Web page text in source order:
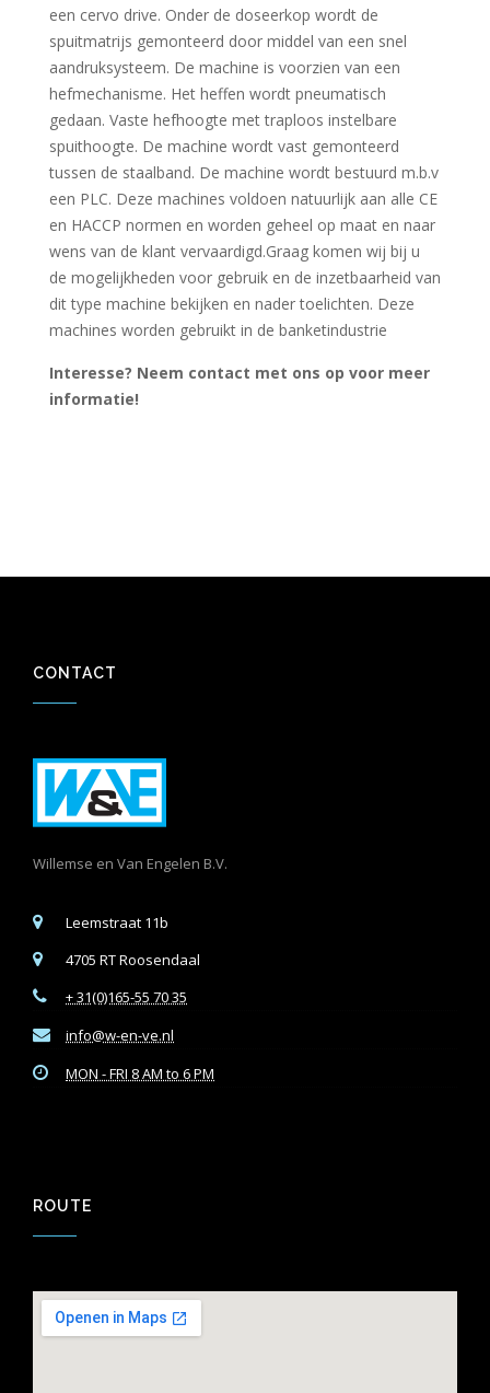
een cervo drive. Onder de doseerkop wordt de
spuitmatrijs gemonteerd door middel van een snel
aandruksysteem. De machine is voorzien van een
hefmechanisme. Het heffen wordt pneumatisch
gedaan. Vaste hefhoogte met traploos instelbare
spuithoogte. De machine wordt vast gemonteerd
tussen de staalband. De machine wordt bestuurd m.b.v
een PLC. Deze machines voldoen natuurlijk aan alle CE
en HACCP normen en worden geheel op maat en naar
wens van de klant vervaardigd.Graag komen wij bij u
de mogelijkheden voor gebruik en de inzetbaarheid van
dit type machine bekijken en nader toelichten. Deze
machines worden gebruikt in de banketindustrie
Interesse? Neem contact met ons op voor meer
informatie!
CONTACT
Willemse en Van Engelen B.V.
Leemstraat 11b
4705 RT Roosendaal
+ 31(0)165-55 70 35
info@w-en-ve.nl
MON - FRI 8 AM to 6 PM
ROUTE